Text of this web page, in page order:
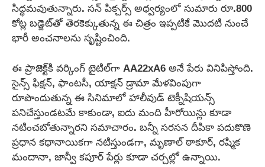
సిద్ధమవుతున్నారు. సన్ పిక్చర్స్ అధ్వర్యంలో సుమారు రూ.800
కోట్ల బడ్జెట్‌తో తెరకెక్కుతున్న ఈ చిత్రం ఇప్పటికే మొదటి నుంచే
భారీ అంచనాలను సృష్టించింది.
ఈ ప్రాజెక్ట్‌కి వర్కింగ్ టైటిల్‌గా AA22xA6 అనే పేరు వినిపిస్తోంది.
సైన్స్ ఫిక్షన్, ఫాంటసీ, యాక్షన్ డ్రామా మేళవింపుగా
రూపొందుతున్న ఈ సినిమాలో హాలీవుడ్ టెక్నీషియన్స్
పనిచేస్తుండటమే కాకుండా, ఐదు మంది హీరోయిన్లు కూడా
నటించబోతున్నారని సమాచారం. బన్నీ సరసన దీపికా పదుకొణె
ప్రధాన కథానాయికగా నటిస్తుండగా, మృణాల్ ఠాకూర్, రష్మిక
మందానా, జాన్వీ కపూర్ పేర్లు కూడా చర్చల్లో ఉన్నాయి.